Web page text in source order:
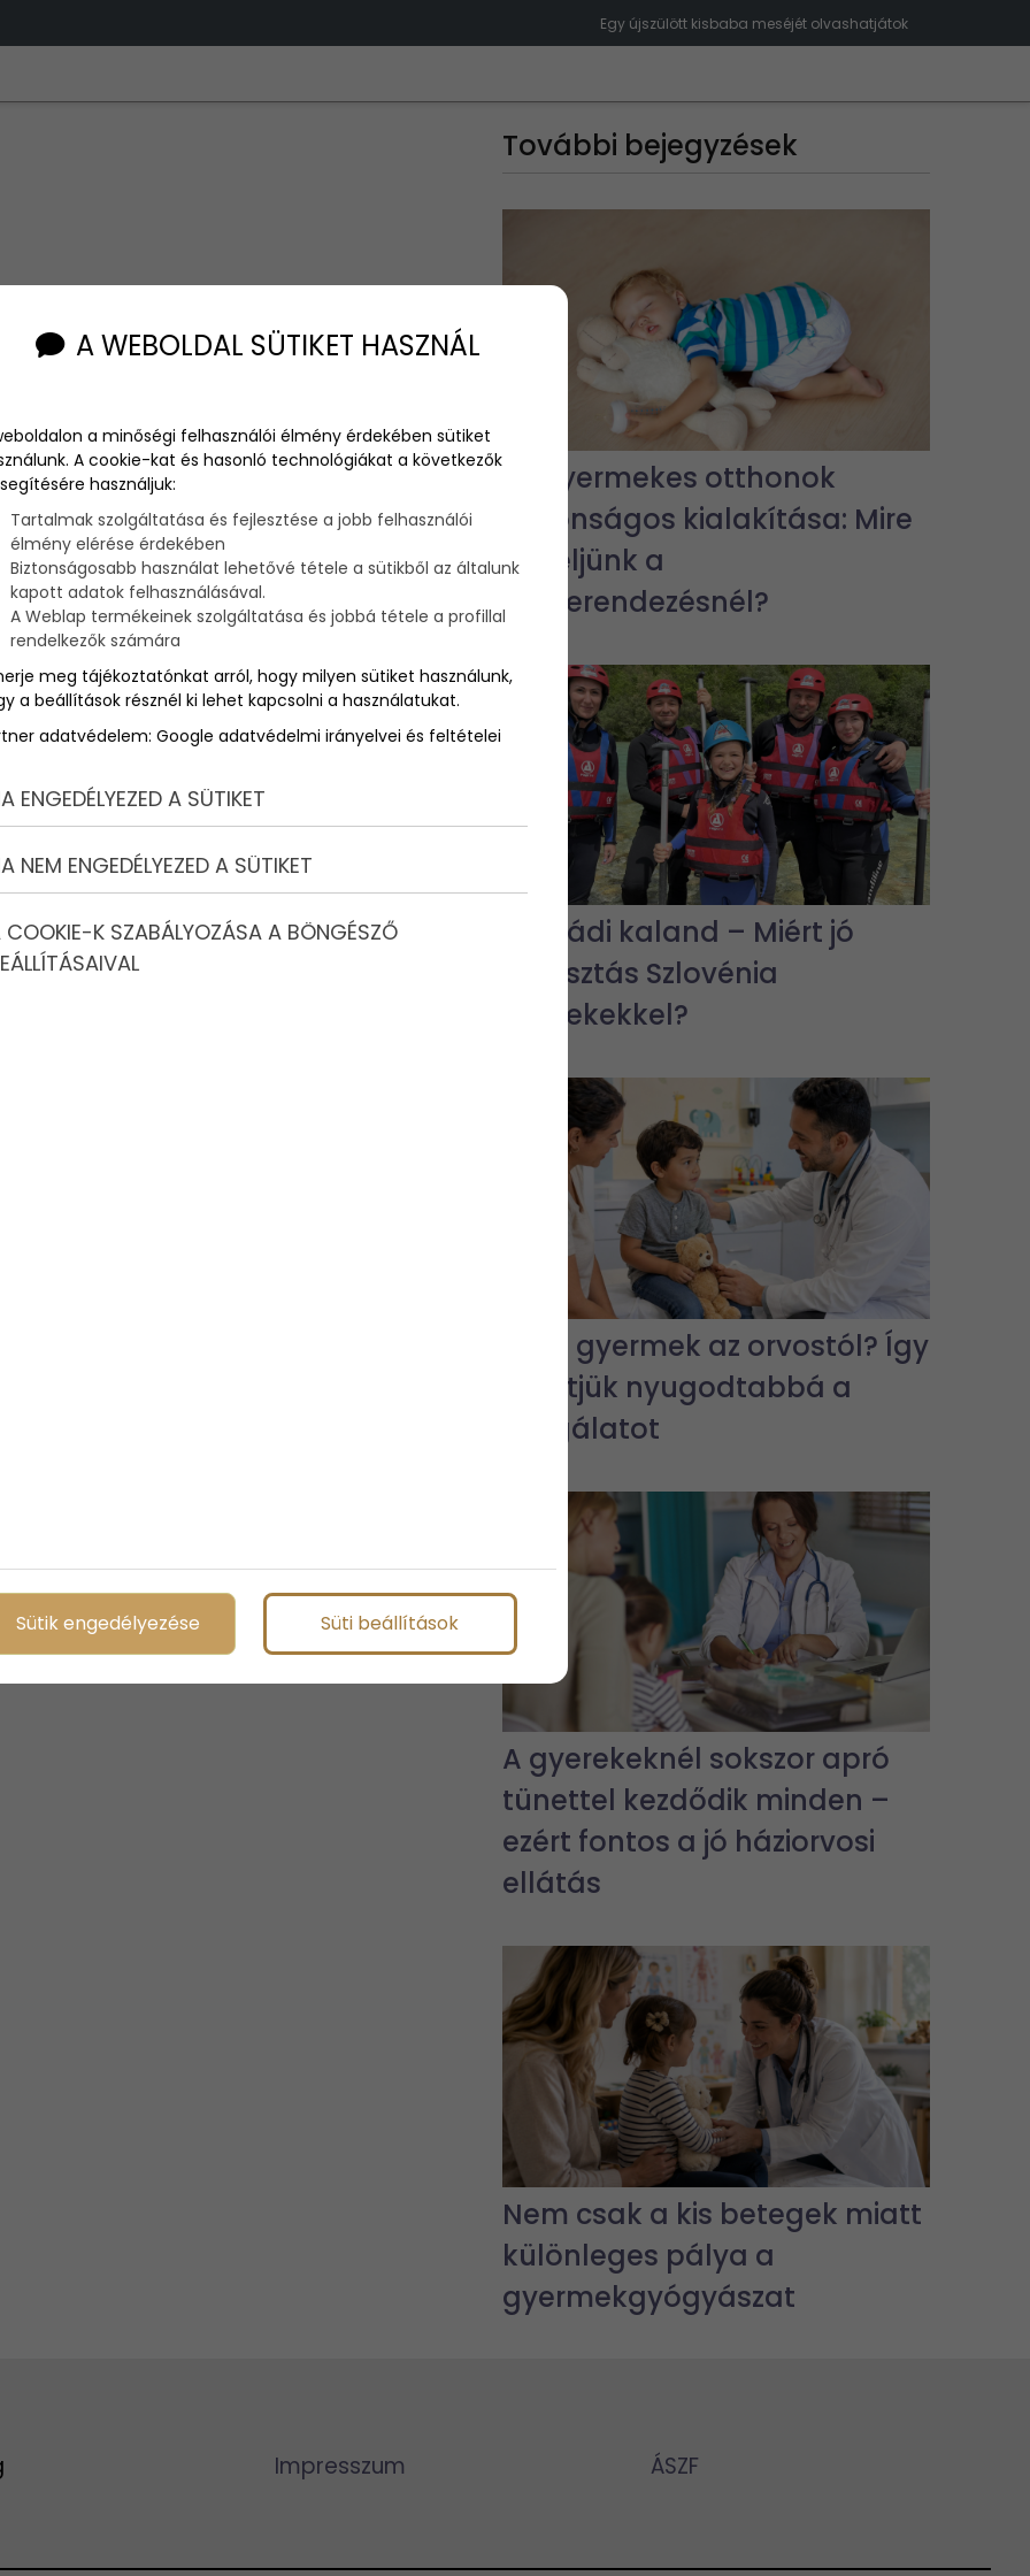
Egy újszülött kisbaba meséjét olvashatjátok
és születés után? Most megtudhatja mindenki, ugyanis
aranyos :)
További bejegyzések
Kisgyermekes otthonok
biztonságos kialakítása: Mire
figyeljünk a
lakberendezésnél?
Családi kaland – Miért jó
választás Szlovénia
gyerekekkel?
Fél a gyermek az orvostól? Így
tehetjük nyugodtabbá a
vizsgálatot
A gyerekeknél sokszor apró
tünettel kezdődik minden –
ezért fontos a jó háziorvosi
ellátás
Nem csak a kis betegek miatt
különleges pálya a
gyermekgyógyászat
Impresszum ÁSZF
A WEBOLDAL SÜTIKET HASZNÁL
a minőségi felhasználói élmény érdekében sütiket
A cookie-kat és hasonló technológiákat a következők
használjuk:
Tartalmak szolgáltatása és fejlesztése a jobb felhasználói
élmény elérése érdekében
Biztonságosabb használat lehetővé tétele a sütikből az általunk
kapott adatok felhasználásával.
A Weblap termékeinek szolgáltatása és jobbá tétele a profillal
rendelkezők számára
meg tájékoztatónkat arról, hogy milyen sütiket használunk,
a beállítások résznél ki lehet kapcsolni a használatukat.
adatvédelem: Google adatvédelmi irányelvei és feltételei
ENGEDÉLYEZED A SÜTIKET
NEM ENGEDÉLYEZED A SÜTIKET
COOKIE-K SZABÁLYOZÁSA A BÖNGÉSZŐ
Sütik engedélyezése Süti beállítások